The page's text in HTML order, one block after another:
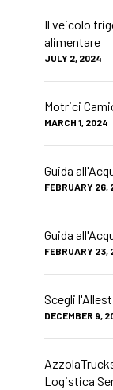
Il veicolo
alimentare
JULY 2, 2024
Motrici
MARCH 1, 2024
Guida
FEBRUARY 26,
Guida
FEBRUARY 23,
Scegli
DECEMBER 9,
Logistica